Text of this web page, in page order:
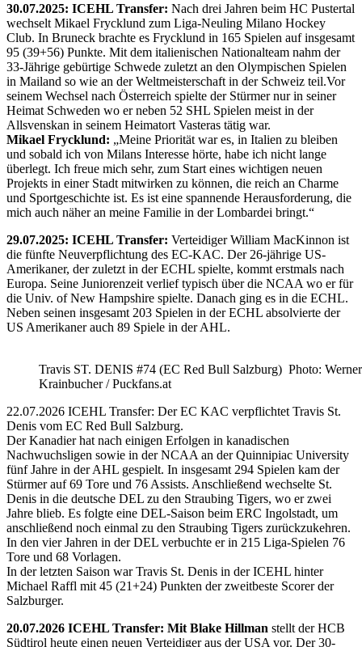
30.07.2025: ICEHL Transfer: Nach drei Jahren beim HC Pustertal
wechselt Mikael Frycklund zum Liga-Neuling Milano Hockey
Club. In Bruneck brachte es Frycklund in 165 Spielen auf insgesamt
95 (39+56) Punkte. Mit dem italienischen Nationalteam nahm der
33-Jährige gebürtige Schwede zuletzt an den Olympischen Spielen
in Mailand so wie an der Weltmeisterschaft in der Schweiz teil.Vor
seinem Wechsel nach Österreich spielte der Stürmer nur in seiner
Heimat Schweden wo er neben 52 SHL Spielen meist in der
Allsvenskan in seinem Heimatort Vasteras tätig war.
Mikael Frycklund: „Meine Priorität war es, in Italien zu bleiben
und sobald ich von Milans Interesse hörte, habe ich nicht lange
überlegt. Ich freue mich sehr, zum Start eines wichtigen neuen
Projekts in einer Stadt mitwirken zu können, die reich an Charme
und Sportgeschichte ist. Es ist eine spannende Herausforderung, die
mich auch näher an meine Familie in der Lombardei bringt.“
29.07.2025: ICEHL Transfer: Verteidiger William MacKinnon ist
die fünfte Neuverpflichtung des EC-KAC. Der 26-jährige US-
Amerikaner, der zuletzt in der ECHL spielte, kommt erstmals nach
Europa. Seine Juniorenzeit verlief typisch über die NCAA wo er für
die Univ. of New Hampshire spielte. Danach ging es in die ECHL.
Neben seinen insgesamt 203 Spielen in der ECHL absolvierte der
US Amerikaner auch 89 Spiele in der AHL.
Travis ST. DENIS #74 (EC Red Bull Salzburg) Photo: Werner
Krainbucher / Puckfans.at
22.07.2026 ICEHL Transfer: Der EC KAC verpflichtet Travis St.
Denis vom EC Red Bull Salzburg.
Der Kanadier hat nach einigen Erfolgen in kanadischen
Nachwuchsligen sowie in der NCAA an der Quinnipiac University
fünf Jahre in der AHL gespielt. In insgesamt 294 Spielen kam der
Stürmer auf 69 Tore und 76 Assists. Anschließend wechselte St.
Denis in die deutsche DEL zu den Straubing Tigers, wo er zwei
Jahre blieb. Es folgte eine DEL-Saison beim ERC Ingolstadt, um
anschließend noch einmal zu den Straubing Tigers zurückzukehren.
In den vier Jahren in der DEL verbuchte er in 215 Liga-Spielen 76
Tore und 68 Vorlagen.
In der letzten Saison war Travis St. Denis in der ICEHL hinter
Michael Raffl mit 45 (21+24) Punkten der zweitbeste Scorer der
Salzburger.
20.07.2026 ICEHL Transfer: Mit Blake Hillman stellt der HCB
Südtirol heute einen neuen Verteidiger aus der USA vor. Der 30-